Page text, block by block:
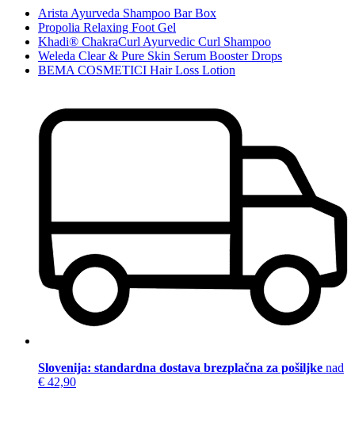
Arista Ayurveda Shampoo Bar Box
Propolia Relaxing Foot Gel
Khadi® ChakraCurl Ayurvedic Curl Shampoo
Weleda Clear & Pure Skin Serum Booster Drops
BEMA COSMETICI Hair Loss Lotion
Slovenija: standardna dostava brezplačna za pošiljke nad
€ 42,90